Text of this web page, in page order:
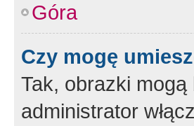
Góra
Czy mogę
Tak, obrazki
administrator